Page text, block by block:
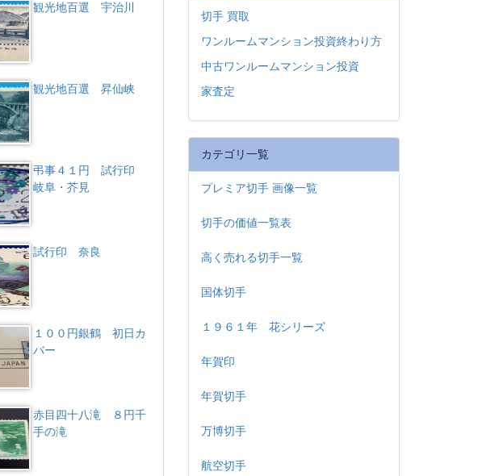
観光地百選 宇治川
観光地百選 昇仙峡
弔事４１円 試行印
岐阜・芥見
試行印 奈良
１００円銀鶴 初日カ
バー
赤目四十八滝 ８円千
手の滝
切手 買取
ワンルームマンション投資終わり方
中古ワンルームマンション投資
家査定
カテゴリ一覧
プレミア切手 画像一覧
切手の価値一覧表
高く売れる切手一覧
国体切手
１９６１年 花シリーズ
年賀印
年賀切手
万博切手
航空切手